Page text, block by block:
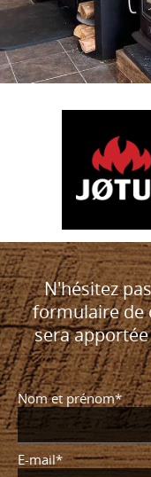
N'hésitez
formulaire de
sera
Nom et prénom*
E-mail*